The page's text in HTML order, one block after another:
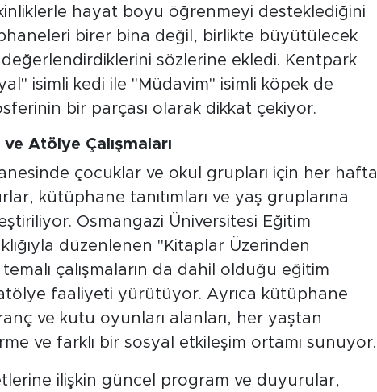
hayat boyu öğrenmeyi desteklediğini
birer bina değil, birlikte büyütülecek
sözlerine ekledi. Kentpark
isimli kedi ile "Müdavim" isimli köpek de
bir parçası olarak dikkat çekiyor.
Atölye Çalışmaları
çocuklar ve okul grupları için her hafta
kütüphane tanıtımları ve yaş gruplarına
Osmangazi Üniversitesi Eğitim
düzenlenen "Kitaplar Üzerinden
çalışmaların da dahil olduğu eğitim
faaliyeti yürütüyor. Ayrıca kütüphane
ve kutu oyunları alanları, her yaştan
ve farklı bir sosyal etkileşim ortamı sunuyor.
ilişkin güncel program ve duyurular,